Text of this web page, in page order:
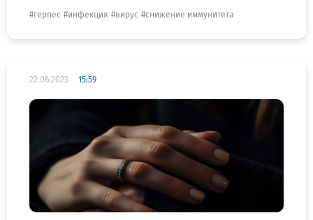
герпес инфекция вирус снижение иммунитета
22.06.2023 15:59